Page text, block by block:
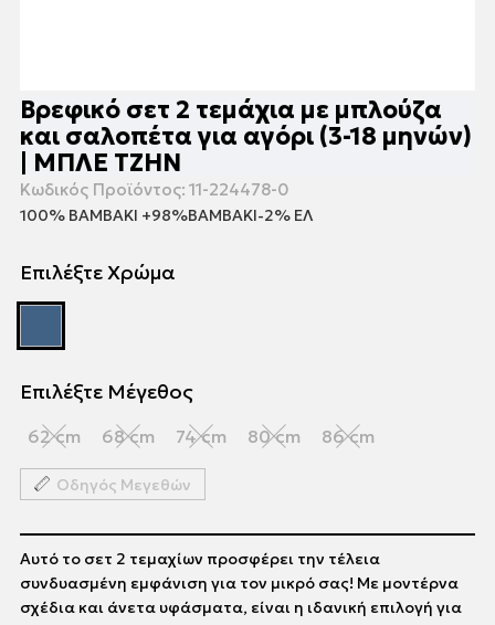
Βρεφικό σετ 2 τεμάχια με μπλούζα
και σαλοπέτα για αγόρι (3-18 μηνών)
| ΜΠΛΕ ΤΖΗΝ
Κωδικός Προϊόντος: 11-224478-0
100% ΒΑΜΒΑΚΙ +98%ΒΑΜΒΑΚΙ-2% ΕΛ
Επιλέξτε Χρώμα
Επιλέξτε Μέγεθος
62 cm 68 cm 74 cm 80 cm 86 cm
Οδηγός Μεγεθών
Αυτό το σετ 2 τεμαχίων προσφέρει την τέλεια
συνδυασμένη εμφάνιση για τον μικρό σας! Με μοντέρνα
σχέδια και άνετα υφάσματα, είναι η ιδανική επιλογή για